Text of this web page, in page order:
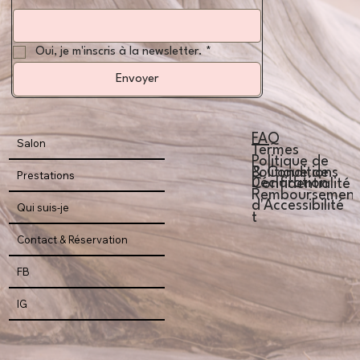
Oui, je m'inscris à la newsletter. *
Envoyer
Salon
Prestations
Qui suis-je
Contact & Réservation
FB
IG
FAQ
Termes
& Conditions
Politique de
Confidentialité
Politique de
Remboursemen
t
Déclaration
d'Accessibilité